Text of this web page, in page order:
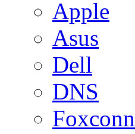
Apple
Asus
Dell
DNS
Foxconn